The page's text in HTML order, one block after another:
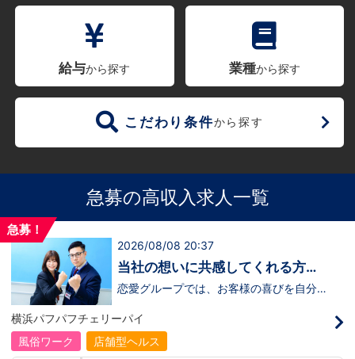
給与から探す 業種から探す
こだわり条件から探す
急募の高収入求人一覧
急募！
2026/08/08 20:37
当社の想いに共感してくれる方、
大募集‼
恋愛グループでは、お客様の喜びを自分自
います！・接客が好き・お客様が笑顔にな
ると自分も嬉しい・お客様だけでなく、働
く仲間もキャストさんも笑顔になると嬉し
い・喜んで(楽しんで)もらう為にはどうし
横浜パフパフチェリーパイ
風俗ワーク
店舗型ヘルス